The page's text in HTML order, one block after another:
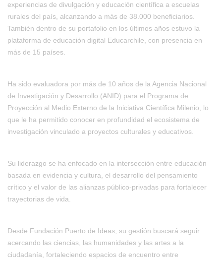
experiencias de divulgación y educación científica a escuelas
rurales del país , alcanzando a más de 38.000 beneficiarios.
También dentro de su portafolio en los últimos años estuvo la
plataforma de educación digital Educarchile, con presencia en
más de 15 países.
Ha sido evaluadora por más de 10 años de la Agencia Nacional
de Investigación y Desarrollo (ANID) para el Programa de
Proyección al Medio Externo de la Iniciativa Científica Milenio, lo
que le ha permitido conocer en profundidad el ecosistema de
investigación vinculado a proyectos culturales y educativos.
Su liderazgo se ha enfocado en la intersección entre educación
basada en evidencia y cultura, el desarrollo del pensamiento
crítico y el valor de las alianzas público-privadas para fortalecer
trayectorias de vida.
Desde Fundación Puerto de Ideas, su gestión buscará seguir
acercando las ciencias , las humanidades y las artes a la
ciudadanía, fortaleciendo espacios de encuentro entre